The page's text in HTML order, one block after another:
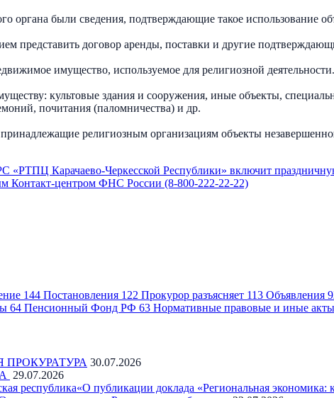
органа были сведения, подтверждающие такое использование
представить договор аренды, поставки и другие
имущество, используемое для религиозной деятельности.
культовые здания и сооружения, иные объекты,
почитания (паломничества) и др.
религиозным организациям объекты
«РТПЦ Карачаево-Черкесской Республики» включит
Контакт-центром ФНС России (8-800-222-22-22)
144 Постановления 122 Прокурор разъясняет 113 Объявления
64 Пенсионный Фонд РФ 63 Нормативные правовые и иные
ПРОКУРАТУРА 30.07.2026
29.07.2026
республика«О публикации доклада «Региональная экономика: